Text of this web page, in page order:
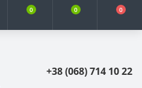
0 0 0
+38 (068) 714 10 22